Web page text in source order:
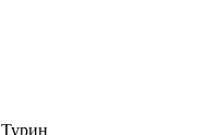
Турин